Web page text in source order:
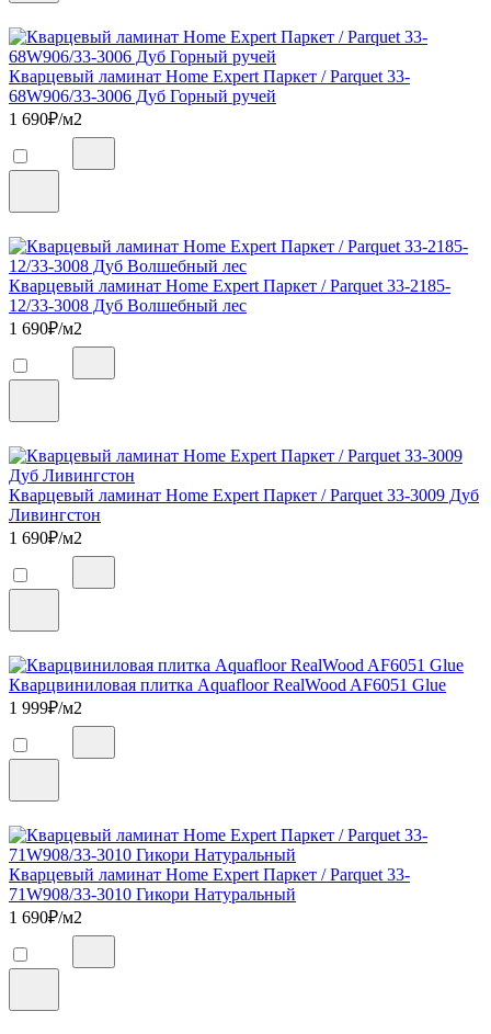
Кварцевый ламинат Home Expert Паркет / Parquet 33-
68W906/33-3006 Дуб Горный ручей
1 690₽/м2
Кварцевый ламинат Home Expert Паркет / Parquet 33-2185-
12/33-3008 Дуб Волшебный лес
1 690₽/м2
Кварцевый ламинат Home Expert Паркет / Parquet 33-3009 Дуб
Ливингстон
1 690₽/м2
Кварцвиниловая плитка Aquafloor RealWood AF6051 Glue
1 999₽/м2
Кварцевый ламинат Home Expert Паркет / Parquet 33-
71W908/33-3010 Гикори Натуральный
1 690₽/м2